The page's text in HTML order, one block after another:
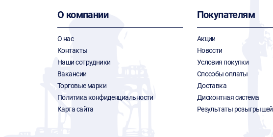
О компании
О нас
Контакты
Наши сотрудники
Вакансии
Торговые марки
Политика конфиденциальности
Карта сайта
Покупателям
Акции
Новости
Условия покупки
Способы оплаты
Доставка
Дисконтная система
Результаты розыгрышей